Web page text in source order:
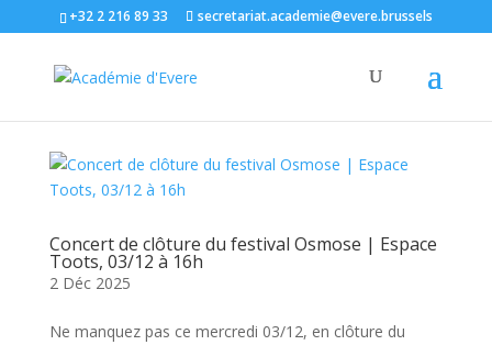
+32 2 216 89 33 secretariat.academie@evere.brussels
Concert de clôture du festival Osmose | Espace
Toots, 03/12 à 16h
2 Déc 2025
Ne manquez pas ce mercredi 03/12, en clôture du